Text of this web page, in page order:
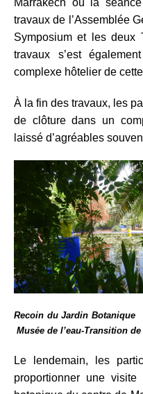
Marrakech où la
travaux de l’Assemblée
Symposium et les deux
travaux s’est
complexe hôtelier de
À la fin des travaux, les
de clôture dans un
laissé d’agréables
Recoin du
Musée de l’eau-Transition
Le lendemain, les
proportionner une